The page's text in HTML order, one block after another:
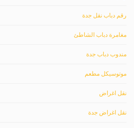
رقم دباب نقل جدة
مغامرة دباب الشاطئ
مندوب دباب جدة
موتوسيكل مطعم
نقل اغراض
نقل اغراض جدة